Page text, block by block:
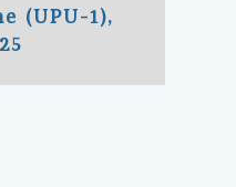
(UPU-1),